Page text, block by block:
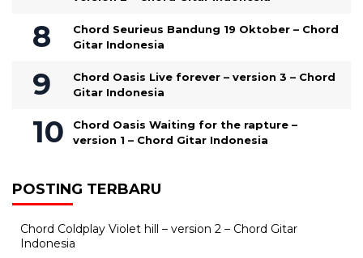
Chord Seurieus Bandung 19 Oktober – Chord
Gitar Indonesia
Chord Oasis Live forever – version 3 – Chord
Gitar Indonesia
Chord Oasis Waiting for the rapture –
version 1 – Chord Gitar Indonesia
POSTING TERBARU
Chord Coldplay Violet hill – version 2 – Chord Gitar
Indonesia